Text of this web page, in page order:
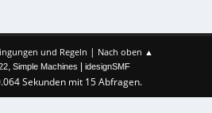
und Regeln | Nach oben ▲
, Simple Machines idesignSMF
Sekunden mit 15 Abfragen.